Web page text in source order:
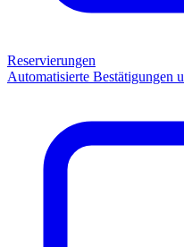
Reservierungen
Automatisierte Bestätigungen